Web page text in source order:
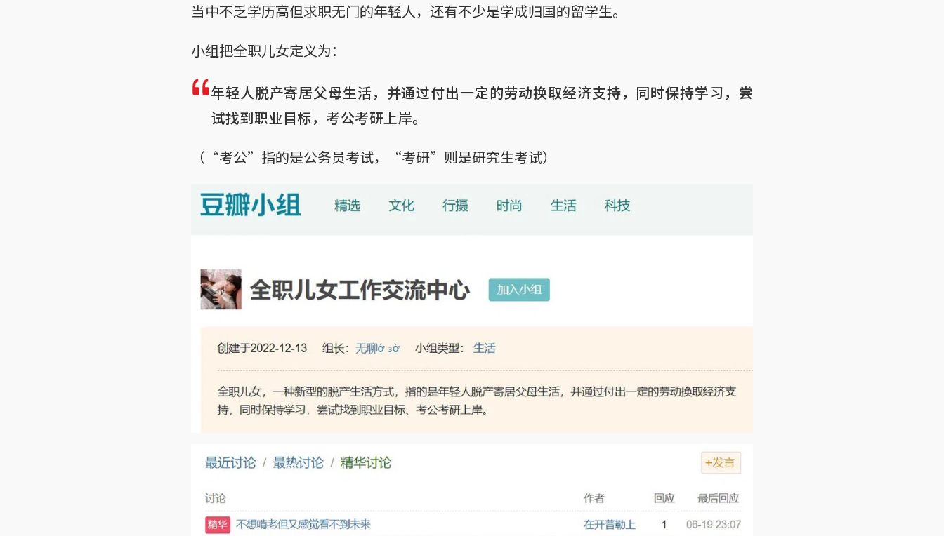
当中不乏学历高但求职无门的年轻人，还有不少是学成归国的留学生。
小组把全职儿女定义为：
年轻人脱产寄居父母生活，并通过付出一定的劳动换取经济支持，同时保持学习，尝
试找到职业目标，考公考研上岸。
（“考公”指的是公务员考试，“考研”则是研究生考试）